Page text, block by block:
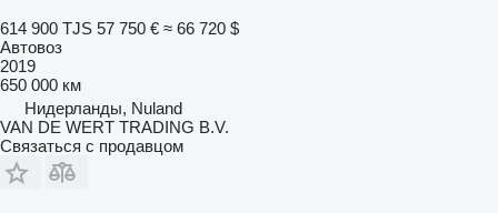
614 900 TJS 57 750 € ≈ 66 720 $
Автовоз
2019
650 000 км
Нидерланды, Nuland
VAN DE WERT TRADING B.V.
Связаться с продавцом